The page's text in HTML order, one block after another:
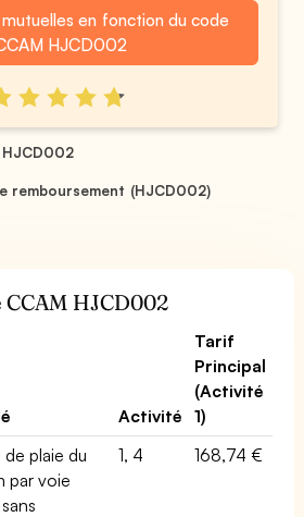
en fonction du code
HJCD002
HJCD002
remboursement (HJCD002)
CCAM HJCD002
Activité
Tarif
Principal
(Activité
1)
de plaie du
par voie
1, 4 168,74 €